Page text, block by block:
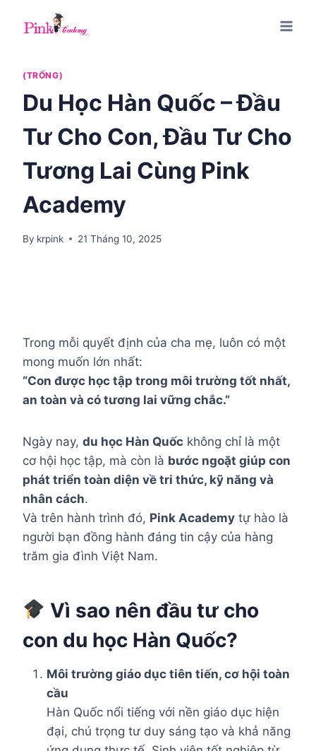
(TRỐNG)
Du Học Hàn Quốc – Đầu
Tư Cho Con, Đầu Tư Cho
Tương Lai Cùng Pink
Academy
By krpink 21 Tháng 10, 2025
Trong mỗi quyết định của cha mẹ, luôn có một
mong muốn lớn nhất:
“Con được học tập trong môi trường tốt nhất,
an toàn và có tương lai vững chắc.”
Ngày nay, du học Hàn Quốc không chỉ là một
cơ hội học tập, mà còn là bước ngoặt giúp con
phát triển toàn diện về tri thức, kỹ năng và
nhân cách.
Và trên hành trình đó, Pink Academy tự hào là
người bạn đồng hành đáng tin cậy của hàng
trăm gia đình Việt Nam.
Vì sao nên đầu tư cho
con du học Hàn Quốc?
Môi trường giáo dục tiên tiến, cơ hội toàn
cầu
Hàn Quốc nổi tiếng với nền giáo dục hiện
đại, chú trọng tư duy sáng tạo và khả năng